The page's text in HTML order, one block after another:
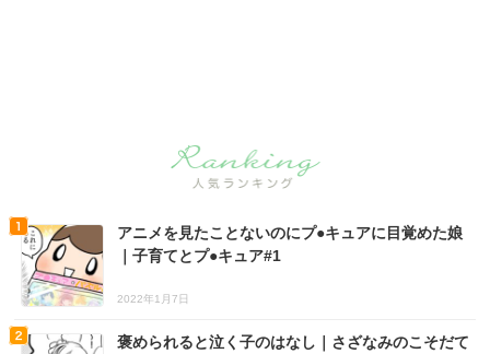
アニメを見たことないのにプ●キュアに目覚めた娘
｜子育てとプ●キュア#1
2022年1月7日
褒められると泣く子のはなし｜さざなみのこそだて